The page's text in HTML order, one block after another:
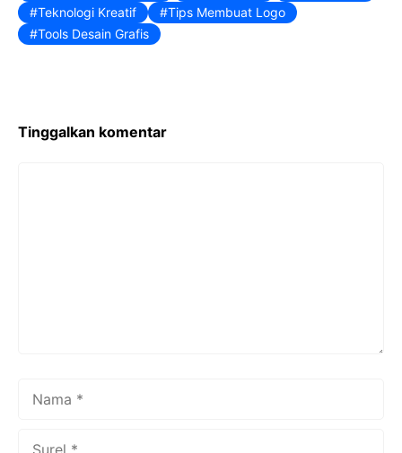
Teknologi Kreatif
Tips Membuat Logo
Tools Desain Grafis
Tinggalkan komentar